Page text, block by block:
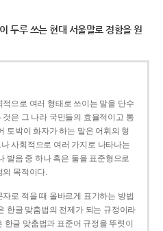
두루 쓰는 현대 서울말로 정함을 원
으로 여러 형태로 쓰이는 말을 단수
은 그 나라 국민들의 효율적이고 통
토박이 화자가 하는 말은 어휘의 형
사회적으로 여러 가지로 나타나는
발음 중 하나 혹은 둘을 표준형으로
의 목적이다.
로 적을 때 올바르게 표기하는 방법
한글 맞춤법의 전제가 되는 규정이라
글 맞춤법과 표준어 규정을 뚜렷이